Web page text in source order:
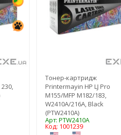
Тонер-картридж
Printermayin HP LJ Pro
M155/MFP M182/183,
W2410A/216A, Black
(PTW2410A)
Арт: PTW2410A
Код: 1001239